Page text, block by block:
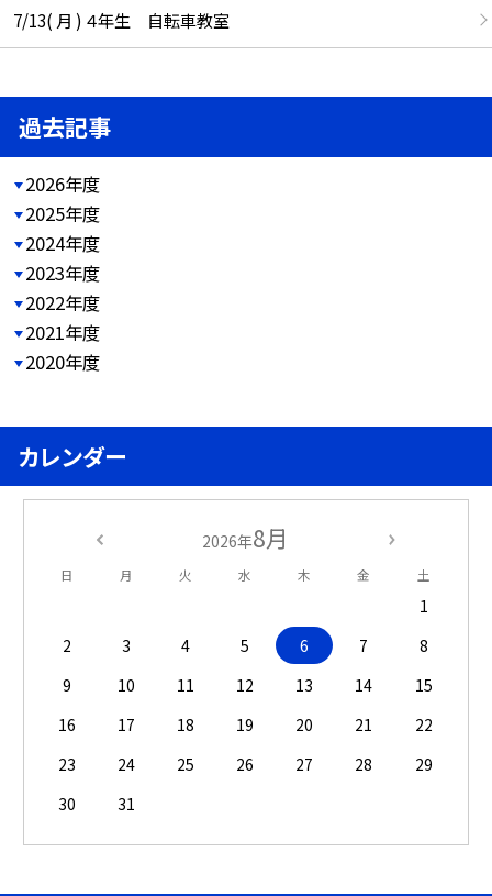
7/13( 月 ) ４年生 自転車教室
過去記事
2026年度
2025年度
2024年度
2023年度
2022年度
2021年度
2020年度
カレンダー
2026年8月
日 月 火 水 木 金 土
1
2
3 4 5 6 7
8
9
10 11 12 13 14
15
16
17 18 19 20 21
22
23
24 25 26 27 28
29
30
31